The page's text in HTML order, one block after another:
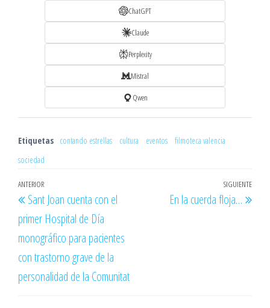
ChatGPT
Claude
Perplexity
Mistral
Qwen
Etiquetas contando estrellas cultura eventos
filmoteca valencia
sociedad
Navegación
de
entradas
Entrada
anterior
ANTERIOR
Sant Joan cuenta con el
primer Hospital de Día
monográfico para pacientes
con trastorno grave de la
personalidad de la Comunitat
SIGUIENTE
En la cuerda floja…